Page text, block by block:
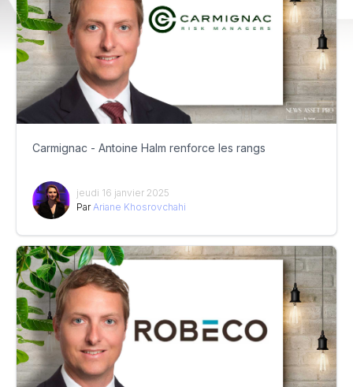
Carmignac - Antoine Halm renforce les rangs
jeudi 16 janvier 2025
Par Ariane Khosrovchahi